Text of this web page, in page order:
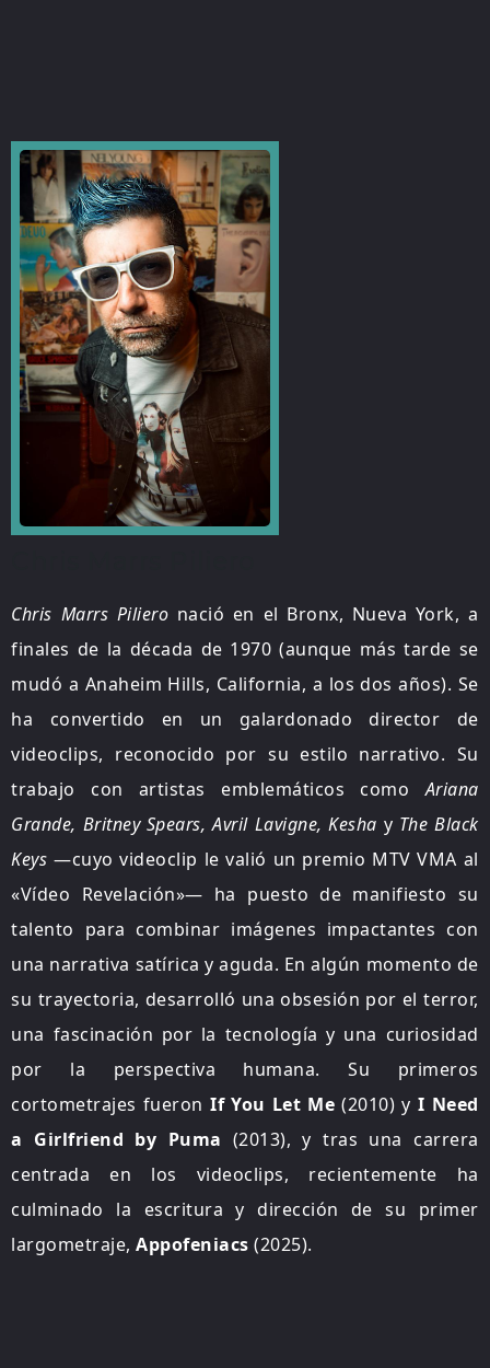
Chris Marrs Piliero nació en el Bronx, Nueva York, a
finales de la década de 1970 (aunque más tarde se
mudó a Anaheim Hills, California, a los dos años). Se
ha convertido en un galardonado director de
videoclips, reconocido por su estilo narrativo. Su
trabajo con artistas emblemáticos comoAriana
Grande, Britney Spears, Avril Lavigne, Kesha y The Black
Keys —cuyo videoclip le valió un premio MTV VMA al
«Vídeo Revelación»— ha puesto de manifiesto su
talento para combinar imágenes impactantes con
una narrativa satírica y aguda. En algún momento de
su trayectoria, desarrolló una obsesión por el terror,
una fascinación por la tecnología y una curiosidad
por la perspectiva humana. Su primeros
cortometrajes fueron If You Let Me (2010) y I Need
a Girlfriend by Puma (2013), y tras una carrera
centrada en los videoclips, recientemente ha
culminado la escritura y dirección de su primer
largometraje,Appofeniacs (2025).